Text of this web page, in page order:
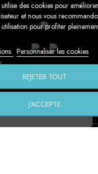
des cookies pour améliorer
et nous vous
pour profiter
Personnaliser les cookies
REJETER TOUT
J'ACCEPTE